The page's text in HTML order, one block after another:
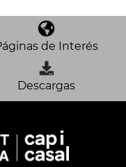
de Interés
Descargas